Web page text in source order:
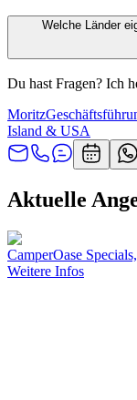
Welche Länder
Du hast Fragen? Ich
Moritz
Island & USA
Aktuelle
CamperOase
Weitere Infos